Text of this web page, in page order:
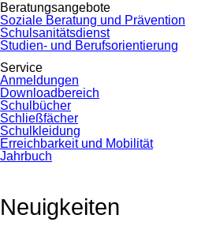
Beratungsangebote
Soziale Beratung und Prävention
Schulsanitätsdienst
Studien- und Berufsorientierung
Service
Anmeldungen
Downloadbereich
Schulbücher
Schließfächer
Schulkleidung
Erreichbarkeit und Mobilität
Jahrbuch
Neuigkeiten